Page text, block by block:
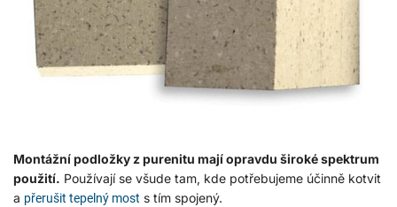
Montážní podložky z purenitu mají opravdu široké spektrum
použití. Používají se všude tam, kde potřebujeme účinně kotvit
a přerušit tepelný most s tím spojený.